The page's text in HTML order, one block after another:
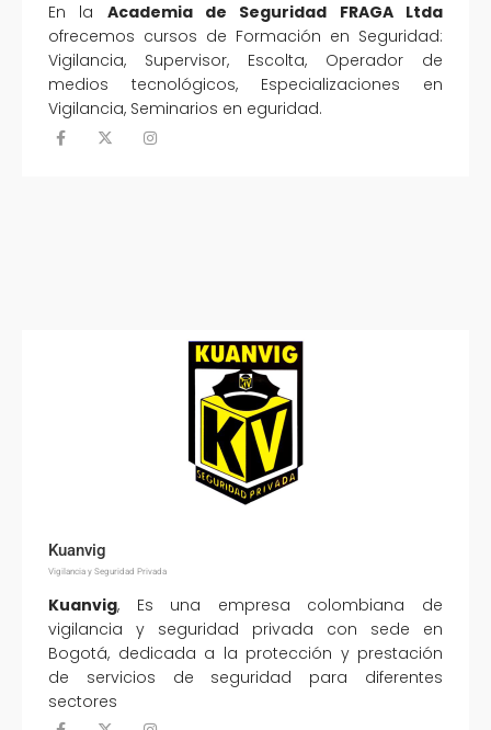
En la Academia de Seguridad FRAGA Ltda
ofrecemos cursos de Formación en Seguridad:
Vigilancia, Supervisor, Escolta, Operador de
medios tecnológicos, Especializaciones en
Vigilancia, Seminarios en eguridad.
Kuanvig
Vigilancia y Seguridad Privada
Kuanvig, Es una empresa colombiana de
vigilancia y seguridad privada con sede en
Bogotá, dedicada a la protección y prestación
de servicios de seguridad para diferentes
sectores